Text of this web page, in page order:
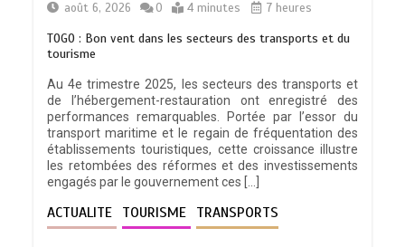
août 6, 2026
0 4 minutes 7 heures
TOGO : Bon vent dans les secteurs des transports et du
tourisme
Au 4e trimestre 2025, les secteurs des transports et
de l’hébergement-restauration ont enregistré des
performances remarquables. Portée par l’essor du
transport maritime et le regain de fréquentation des
établissements touristiques, cette croissance illustre
les retombées des réformes et des investissements
engagés par le gouvernement ces […]
ACTUALITE TOURISME TRANSPORTS